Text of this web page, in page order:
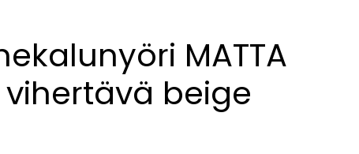
MATTA
vihertävä beige